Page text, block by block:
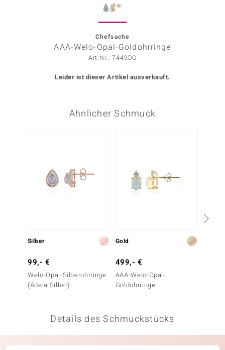
BY DE MELO
Chefsache
AAA-Welo-Opal-Goldohrringe
Art.Nr.: 7449DG
Leider ist dieser Artikel ausverkauft.
Ähnlicher Schmuck
Silber
99,- €
Welo-Opal-Silberohrringe
(Adela Silber)
Gold
499,- €
AAA-Welo-Opal-
Goldohrringe
Details des Schmuckstücks